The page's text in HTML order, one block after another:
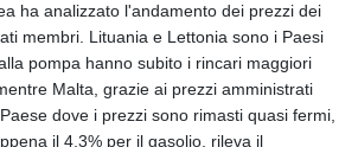
ha analizzato l'andamento dei prezzi dei
membri. Lituania e Lettonia sono i Paesi
pompa hanno subito i rincari maggiori
Malta, grazie ai prezzi amministrati
dove i prezzi sono rimasti quasi fermi,
il 4,3% per il gasolio, rileva il